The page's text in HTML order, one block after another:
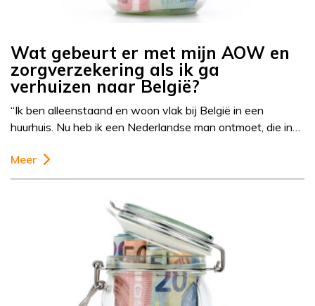
Wat gebeurt er met mijn AOW en
zorgverzekering als ik ga
verhuizen naar België?
“Ik ben alleenstaand en woon vlak bij België in een
huurhuis. Nu heb ik een Nederlandse man ontmoet, die in…
Meer